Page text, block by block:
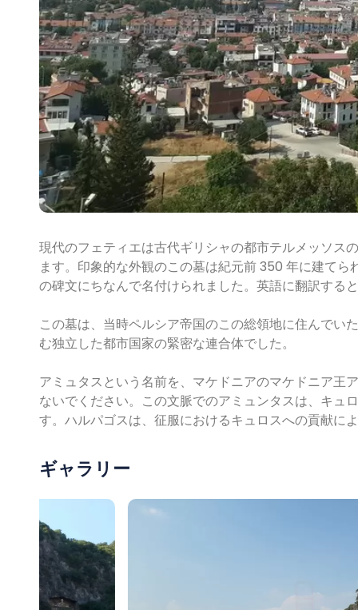
現代のフェティエは古代ギリシャの都市テルメッソス
ます。印象的な外観のこの墓は紀元前 350 年に建て
の碑文にちなんで名付けられました。英語に翻訳す
この墓は、当時ペルシア帝国のこの総領地に住んでい
む独立した都市国家の緊密な連合体でした。
アミュタスという名前を、マケドニアのマケドニア王
ないでください。この文脈でのアミュンタスは、キュ
す。ハルパゴスは、征服におけるキュロスへの貢献に
ギャラリー